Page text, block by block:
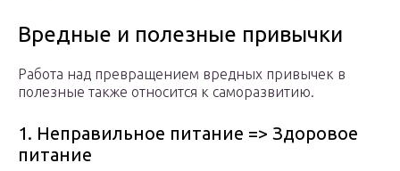
Вредные и полезные привычки
Работа над превращением вредных привычек в
полезные также относится к саморазвитию.
1. Неправильное питание => Здоровое
питание